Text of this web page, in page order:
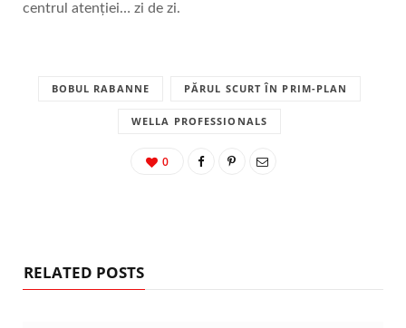
centrul atenției… zi de zi.
BOBUL RABANNE PĂRUL SCURT ÎN PRIM-PLAN
WELLA PROFESSIONALS
0
RELATED POSTS